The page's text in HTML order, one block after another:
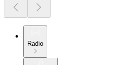
Radio